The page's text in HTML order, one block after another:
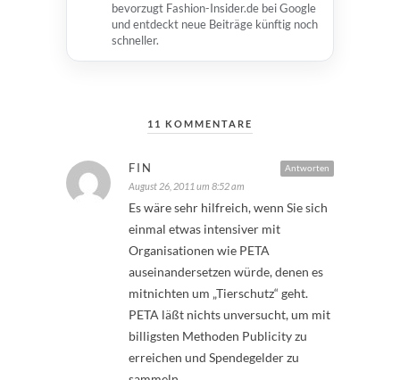
bevorzugt Fashion-Insider.de bei Google
und entdeckt neue Beiträge künftig noch
schneller.
11 KOMMENTARE
Antworten
FIN
August 26, 2011 um 8:52 am
Es wäre sehr hilfreich, wenn Sie sich
einmal etwas intensiver mit
Organisationen wie PETA
auseinandersetzen würde, denen es
mitnichten um „Tierschutz“ geht.
PETA läßt nichts unversucht, um mit
billigsten Methoden Publicity zu
erreichen und Spendegelder zu